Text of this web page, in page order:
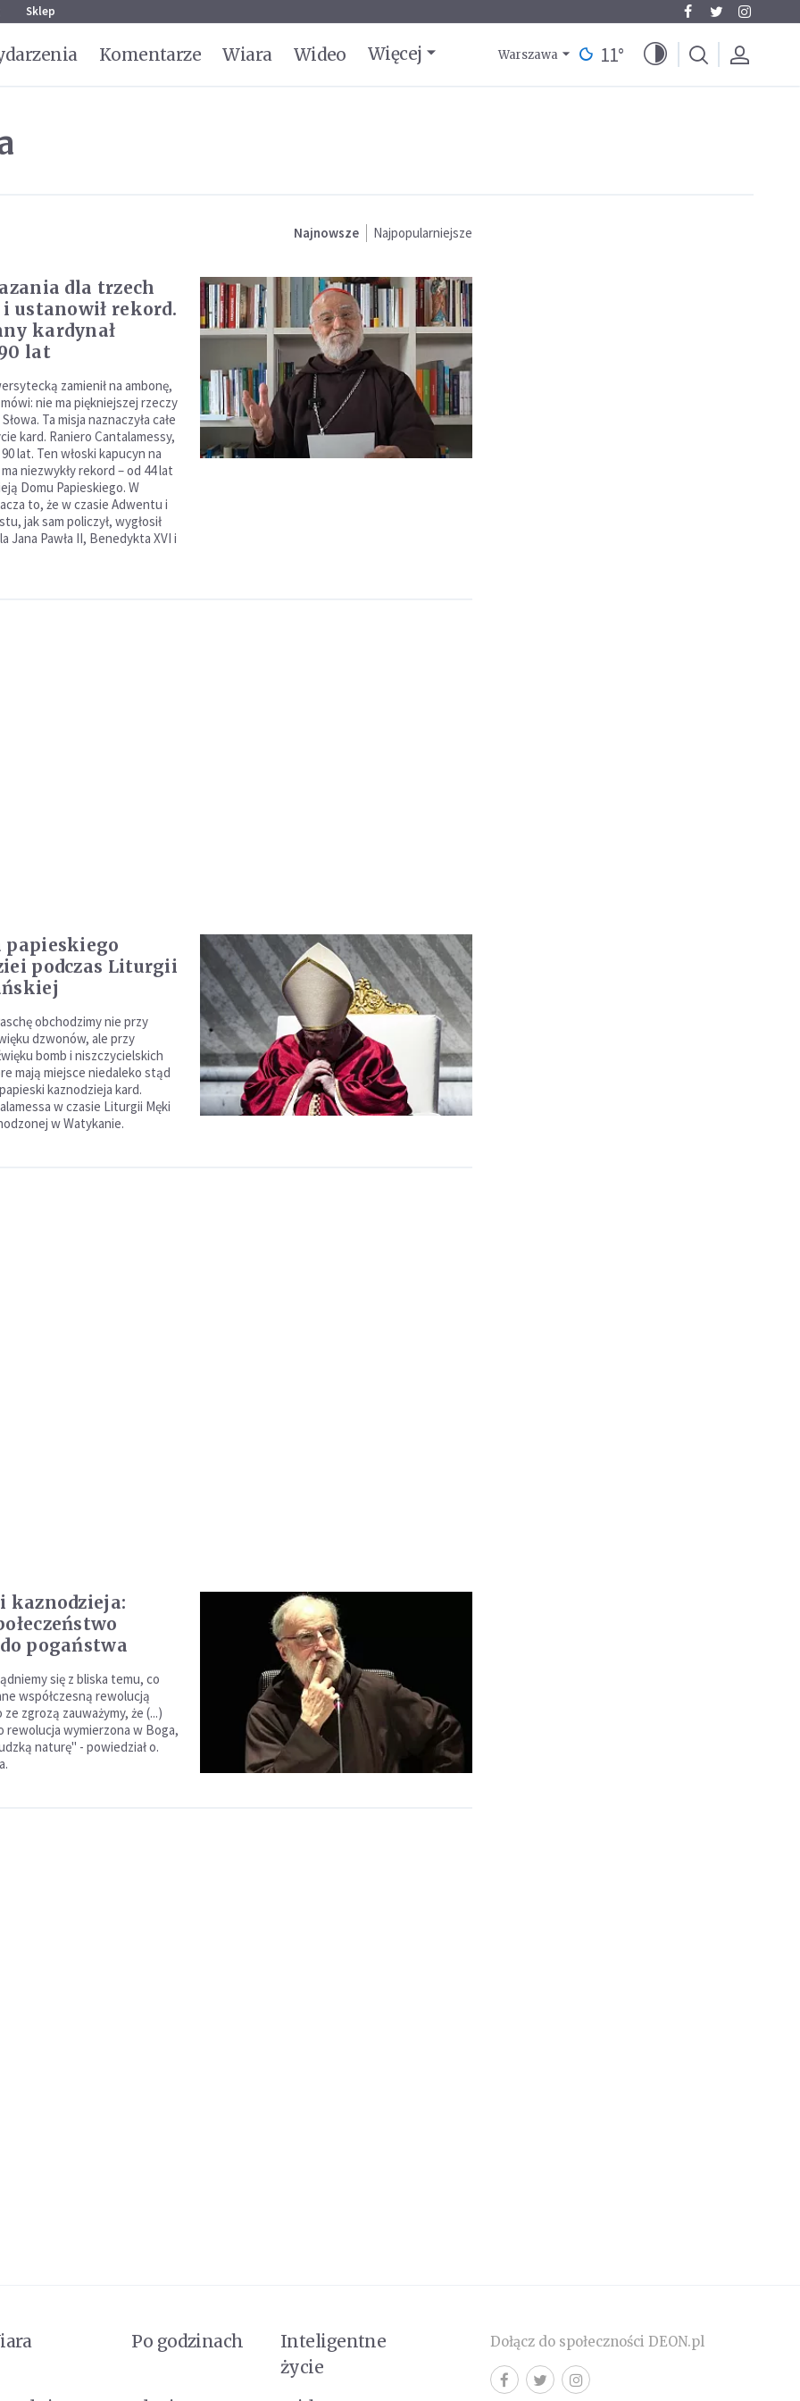
Sklep
Komentarze Wiara Wideo Więcej Warszawa 11°
Najnowsze Najpopularniejsze
dla trzech
ustanowił rekord.
kardynał
lat
zamienił na ambonę,
nie ma piękniejszej rzeczy
Ta misja naznaczyła całe
kard. Raniero Cantalamessy,
lat. Ten włoski kapucyn na
niezwykły rekord – od 44 lat
Domu Papieskiego. W
to, że w czasie Adwentu i
jak sam policzył, wygłosił
Jana Pawła II, Benedykta XVI i
podczas Liturgii
obchodzimy nie przy
dzwonów, ale przy
bomb i niszczycielskich
mają miejsce niedaleko stąd
kaznodzieja kard.
w czasie Liturgii Męki
w Watykanie.
kaznodzieja:
pogaństwa
się z bliska temu, co
współczesną rewolucją
zgrozą zauważymy, że (...)
rewolucja wymierzona w Boga,
naturę" - powiedział o.
Po godzinach
Inteligentne
życie
Dołącz do społeczności DEON.pl